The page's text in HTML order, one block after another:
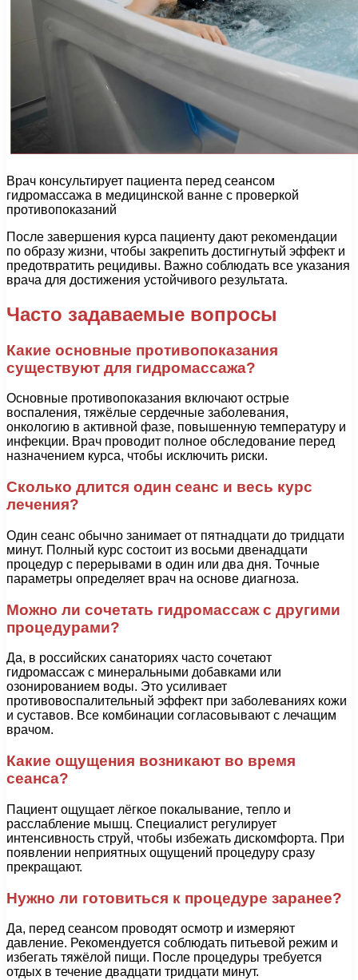
Врач консультирует пациента перед сеансом
гидромассажа в медицинской ванне с проверкой
противопоказаний
После завершения курса пациенту дают рекомендации
по образу жизни, чтобы закрепить достигнутый эффект и
предотвратить рецидивы. Важно соблюдать все указания
врача для достижения устойчивого результата.
Часто задаваемые вопросы
Какие основные противопоказания
существуют для гидромассажа?
Основные противопоказания включают острые
воспаления, тяжёлые сердечные заболевания,
онкологию в активной фазе, повышенную температуру и
инфекции. Врач проводит полное обследование перед
назначением курса, чтобы исключить риски.
Сколько длится один сеанс и весь курс
лечения?
Один сеанс обычно занимает от пятнадцати до тридцати
минут. Полный курс состоит из восьми двенадцати
процедур с перерывами в один или два дня. Точные
параметры определяет врач на основе диагноза.
Можно ли сочетать гидромассаж с другими
процедурами?
Да, в российских санаториях часто сочетают
гидромассаж с минеральными добавками или
озонированием воды. Это усиливает
противовоспалительный эффект при заболеваниях кожи
и суставов. Все комбинации согласовывают с лечащим
врачом.
Какие ощущения возникают во время
сеанса?
Пациент ощущает лёгкое покалывание, тепло и
расслабление мышц. Специалист регулирует
интенсивность струй, чтобы избежать дискомфорта. При
появлении неприятных ощущений процедуру сразу
прекращают.
Нужно ли готовиться к процедуре заранее?
Да, перед сеансом проводят осмотр и измеряют
давление. Рекомендуется соблюдать питьевой режим и
избегать тяжёлой пищи. После процедуры требуется
отдых в течение двадцати тридцати минут.